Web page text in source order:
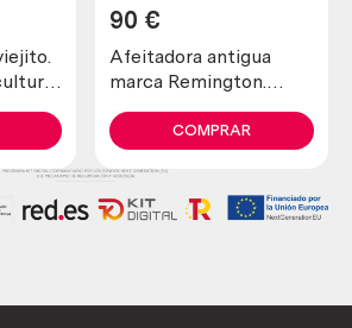
Afeitadora antigua
marca Remington.
colección
90 €
COMPRAR